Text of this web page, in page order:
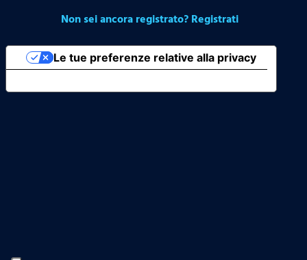
Non sei ancora registrato? Registrati
Le tue preferenze relative alla privacy